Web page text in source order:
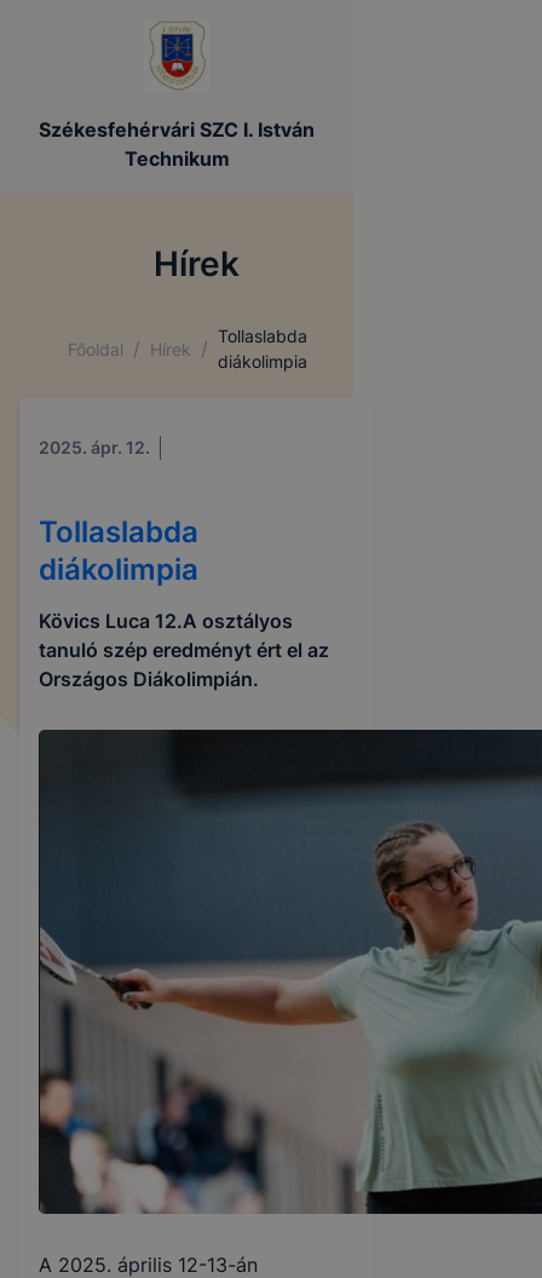
Székesfehérvári SZC I. István
Technikum
Hírek
Főoldal / Hírek /
Tollaslabda
diákolimpia
2025. ápr. 12.
Tollaslabda
diákolimpia
Kövics Luca 12.A osztályos
tanuló szép eredményt ért el az
Országos Diákolimpián.
A 2025. április 12-13-án